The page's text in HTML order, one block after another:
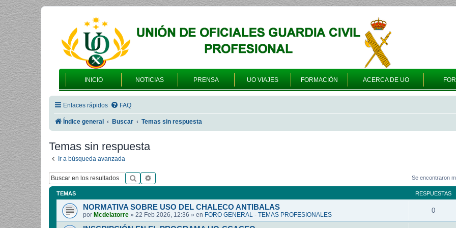
INICIO NOTICIAS PRENSA UO VIAJES FORMACIÓN ACERCA DE UO
Enlaces rápidos FAQ
Índice general Buscar Temas sin respuesta
Temas sin respuesta
Ir a búsqueda avanzada
Buscar Se encontraron
TEMAS RESPUESTAS
NORMATIVA SOBRE USO DEL CHALECO ANTIBALAS
por Mcdelatorre » 22 Feb 2026, 12:36 » en FORO GENERAL - TEMAS PROFESIONALES
0